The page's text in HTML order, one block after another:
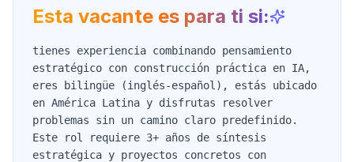
Esta vacante es para ti si:
tienes experiencia combinando pensamiento
estratégico con construcción práctica en IA,
eres bilingüe (inglés-español), estás ubicado
en América Latina y disfrutas resolver
problemas sin un camino claro predefinido.
Este rol requiere 3+ años de síntesis
estratégica y proyectos concretos con